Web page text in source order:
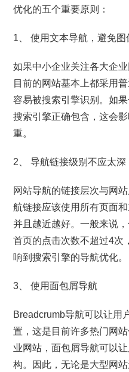
优化的五个重要原则：
1、 使用文本导航，避免图
如果中小企业关注各大企
目前的网站基本上都采用
容易被搜索引擎识别。如
搜索引擎正确包含，这会
重。
2、 导航链接级别不应太深
网站导航的链接层次与网
航链接应该使用所有页面
并且越近越好。一般来说
首页的点击次数不超过4次
响到搜索引擎的导航优化。
3、 使用面包屑导航
Breadcrumb导航可以让用
置，这是目前许多热门网
业网站，面包屑导航可以
构。因此，无论是大型网